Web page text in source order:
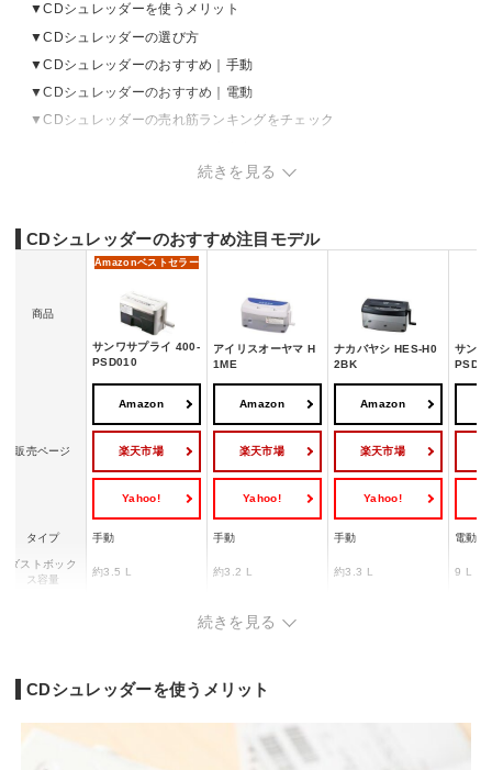
CDシュレッダーを使うメリット
CDシュレッダーの選び方
CDシュレッダーのおすすめ｜手動
CDシュレッダーのおすすめ｜電動
CDシュレッダーの売れ筋ランキングをチェック
続きを見る
CDシュレッダーのおすすめ注目モデル
商品
Amazonベストセラー
サンワサプライ 400-
PSD010
アイリスオーヤマ H
1ME
ナカバヤシ HES-H0
2BK
サンワ
販売ページ
Amazon
楽天市場
Yahoo!
Amazon
楽天市場
Yahoo!
Amazon
楽天市場
Yahoo!
タイプ 手動 手動 手動 電動
ダストボック
ス容量
約3.5 L 約3.2 L 約3.3 L 9 L
続きを見る
CDシュレッダーを使うメリット